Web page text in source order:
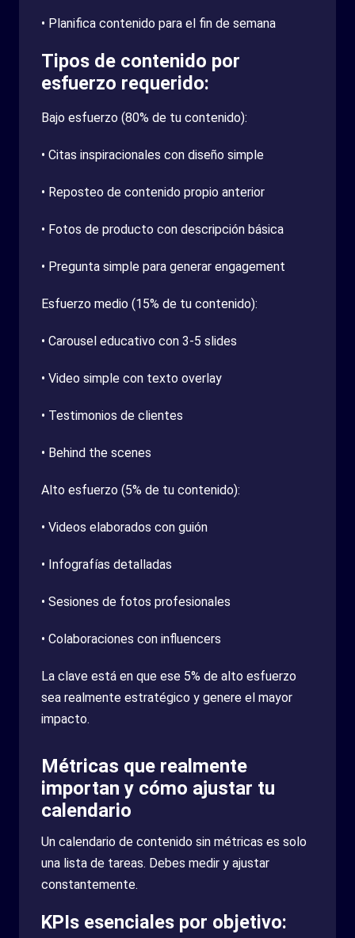
• Planifica contenido para el fin de semana
Tipos de contenido por
esfuerzo requerido:
Bajo esfuerzo (80% de tu contenido):
• Citas inspiracionales con diseño simple
• Reposteo de contenido propio anterior
• Fotos de producto con descripción básica
• Pregunta simple para generar engagement
Esfuerzo medio (15% de tu contenido):
• Carousel educativo con 3-5 slides
• Video simple con texto overlay
• Testimonios de clientes
• Behind the scenes
Alto esfuerzo (5% de tu contenido):
• Videos elaborados con guión
• Infografías detalladas
• Sesiones de fotos profesionales
• Colaboraciones con influencers
La clave está en que ese 5% de alto esfuerzo
sea realmente estratégico y genere el mayor
impacto.
Métricas que realmente
importan y cómo ajustar tu
calendario
Un calendario de contenido sin métricas es solo
una lista de tareas. Debes medir y ajustar
constantemente.
KPIs esenciales por objetivo: